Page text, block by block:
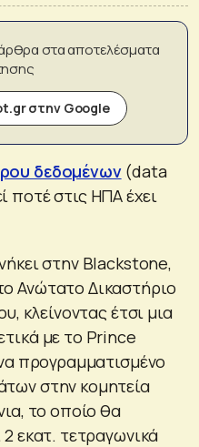
στα αποτελέσματα
στην Google
δεδομένων(data
στις ΗΠΑ έχει
στην Blackstone,
Ανώτατο Δικαστήριο
κλείνοντας έτσι μια
με το Prince
προγραμματισμένο
στην κομητεία
το οποίο θα
2 εκατ. τετραγωνικά